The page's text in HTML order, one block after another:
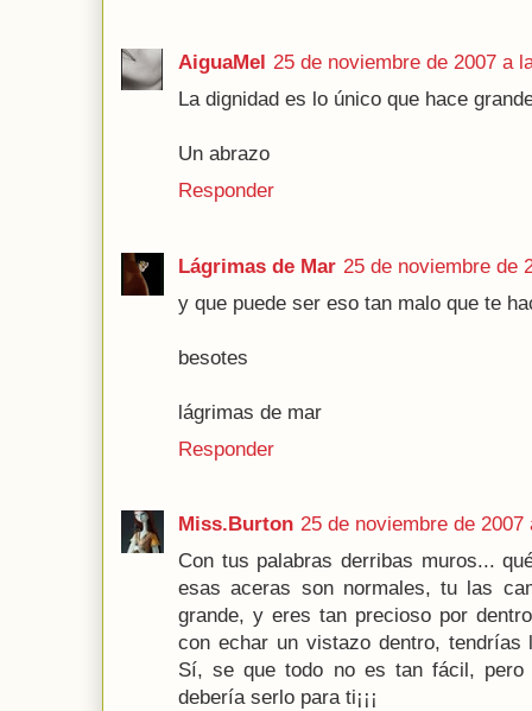
AiguaMel 25 de noviembre de 2007 a
La dignidad es lo único que hace
Un abrazo
Responder
Lágrimas de Mar 25 de noviembre de
y que puede ser eso tan malo que te
besotes
lágrimas de mar
Responder
Miss.Burton 25 de noviembre de 2007
Con tus palabras derribas muros...
esas aceras son normales, tu las
grande, y eres tan precioso por
con echar un vistazo dentro,
Sí, se que todo no es tan fácil,
debería serlo para ti¡¡¡